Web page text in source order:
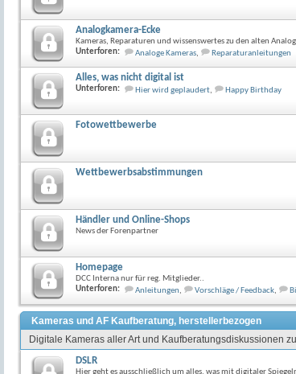
Analogkamera-Ecke
Kameras, Reparaturen und wissenswertes zu den alten
Unterforen:
Analoge Kameras, Reparaturanleitungen
Alles, was nicht digital ist
Unterforen: Hier wird geplaudert, Happy Birthday
Fotowettbewerbe
Wettbewerbsabstimmungen
Händler und Online-Shops
News der Forenpartner
Homepage
DCC Interna nur für reg. Mitglieder..
Unterforen:
Anleitungen, Vorschläge / Feedback,
Kameras und AF Kaufberatung, herstellerbezogen
Digitale Kameras aller Art und Kaufberatungsdiskussionen
DSLR
Hier geht es ausschließlich um alles, was mit digitaler